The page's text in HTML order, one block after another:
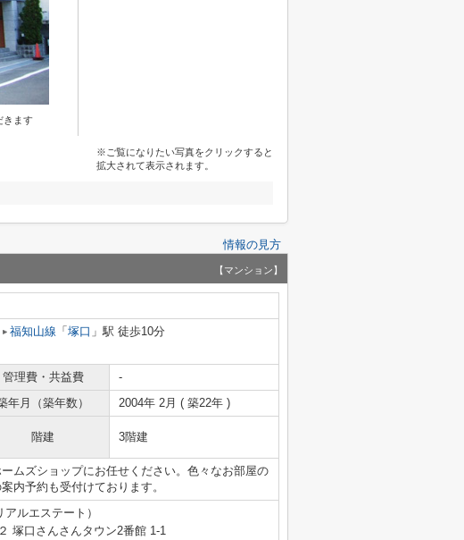
きます
※ご覧になりたい写真をクリックすると
拡大されて表示されます。
情報の見方
【マンション】
福知山線 「 塚口 」駅 徒歩10分
管理費・共益費
-
年月（築年数） 2004年 2月 ( 築22年 )
階建 3階建
ムズショップにお任せください。色々なお部屋の
内予約も受付けております。
ルエステート）
塚口さんさんタウン2番館 1-1